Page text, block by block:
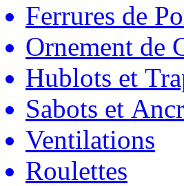
Ferrures de
Ornement de
Hublots et
Sabots et
Ventilations
Roulettes